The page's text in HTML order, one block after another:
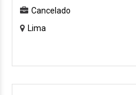
Cancelado
Lima